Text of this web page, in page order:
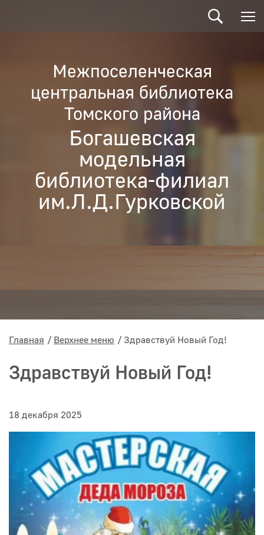
Межпоселенческая
центральная библиотека
Томского района
Богашевская
модельная
библиотека-филиал
им.Л.Д.Гурковской
Главная Верхнее меню Здравствуй Новый Год!
Здравствуй Новый Год!
18 декабря 2025